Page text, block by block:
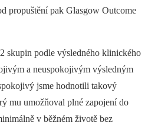
propuštění pak Glasgow Outcome
skupin podle výsledného klinického
a neuspokojivým výsledným
jsme hodnotili takový
mu umožňoval plné zapojení do
v běžném životě bez